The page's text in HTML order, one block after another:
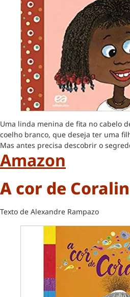
Uma linda menina de fita no cabelo
coelho branco, que deseja ter uma
Mas antes precisa descobrir o
Amazon
A cor de
Texto de Alexandre Rampazo